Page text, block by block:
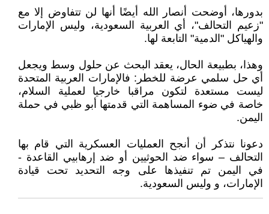
بدورها، أوضحت أنصار الله أيضًا أنها لن تتفاوض إلا مع
"زعيم التحالف"، أي العربية السعودية، وليس الإمارات
والهياكل "الدمية" التابعة لها.
وهذا، بطبيعة الحال، يعقد البحث عن حلول وسط ويجعل
أي حل سلمي عرضة للخطر: فالإمارات العربية المتحدة
ليست مستعدة لتكون مراقبا خارجيا لعملية السلام،
خاصة في ضوء المساهمة التي قدمتها أبو ظبي في حملة
اليمن.
دعونا نتذكر أن أنجح العمليات العسكرية التي قام بها
التحالف – سواء ضد الحوثيين أو ضد إرهابيي القاعدة -
في اليمن تم تنفيذها على وجه التحديد تحت قيادة
الإمارات، و وليس السعودية.